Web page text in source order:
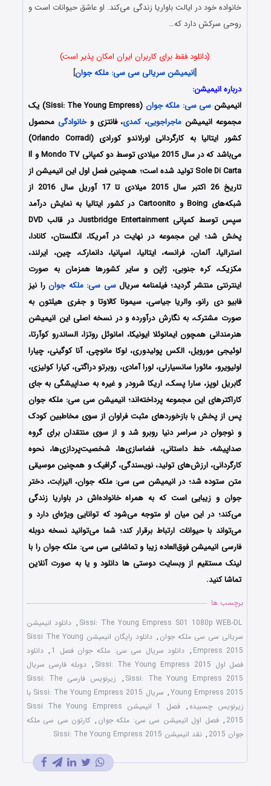
خانواده خود در ایالت باواریا زندگی می‌کند. او عاشق حیوانات است و
روحی سرکش دارد که…
(دانلود فقط برای کاربران ایران امکان پذیر است)
[انیمیشن سریالیسی سی: ملکه جوان]
درباره انیمیشن:
انیمیشن سی سی: ملکه جوان
(Sissi: The Young Empress) یک
مجموعه انیمیشن ماجراجویی،کمدی، فانتزی وخانوادگیمحصول
کشور ایتالیا به کارگردانی اورلاندو کورادی (Orlando Corradi)
می‌باشد که در سال 2015 میلادی توسط دو کمپانی Mondo TV و Il
Sole Di Carta تولید شده است؛ همچنین فصل اول این انیمیشن از
تاریخ 26 اکتبر سال 2015 میلادی تا 17 آوریل سال 2016 از
شبکه‌های Boing و Cartoonito در کشور ایتالیا به نمایش درآمد
سپس توسط کمپانی Justbridge Entertainment در قالب DVD
پخش شد؛ این مجموعه در نهایت در آمریکا، انگلستان، کانادا،
استرالیا، آلمان، فرانسه، ایتالیا، اسپانیا، دانمارک، چین، ایرلند،
مکزیک، کره جنوبی، ژاپن و سایر کشورها همزمان به صورت
اینترنتی منتشر گردید؛ فیلمنامه سریالسی سی: ملکه جوانرا نیز
فابیو دی رانو، والریا جیاسی، سیمونا کالاوتا و جفری هیلتون به
صورت مشترک، به نگارش درآورده‌ و در نسخه اصلی این انیمیشن
هنرمندانی همچون ایمانوئلا ایونیکا، امانوئل روتزا، الساندرو کوآرتا،
لوئیجی مورویل، الکس پولیدوری، لوکا مانوچی، آنا کوگینی، چیارا
اولیویرو، مائورا سانسیارلی، لورا آمادی، روبرتو دراگتی، کیارا کولیزی،
گابریل لوپز، سارا پسک، اریکا شرودر و غیره به صداپیشگی به جای
کاراکترهای این مجموعه پرداخته‌اند؛ انیمیشن سی سی: ملکه جوان
پس از پخش با بازخوردهای مثبت فراوان از سوی مخاطبین کودک
و نوجوان در سراسر دنیا روبرو شد و از سوی منتقدان برای گروه
صداپیشه، خط داستانی، فضاسازی‌ها، شخصیت‌پردازی‌ها، نحوه
کارگردانی، ارزش‌های تولید، نویسندگی، گرافیک و همچنین موسیقی
متن ستوده شد؛ در انیمیشن سی سی: ملکه جوان، الیزابت، دختر
جوان و زیبایی است که به همراه خانواده‌اش در باواریا زندگی
می‌کند؛ در این میان او متوجه می‌شود که توانایی ویژه‌ای دارد و
می‌تواند با حیوانات ارتباط برقرار کند؛ شما می‌توانید نسخه دوبله
فارسی انیمیشن فوق‌العاده زیبا و تماشایی سی سی: ملکه جوان را با
لینک مستقیم از وبسایت دوستی ها دانلود و یا به صورت آنلاین
تماشا کنید.
برچسب ها
Sissi: The Young Empress S01 1080p WEB-DL
, دانلود انیمیشن
سریالی سی سی ملکه جوان ,
دانلود رایگان انیمیشن Sissi The Young
Empress 2015
, دانلود سریال سی سی: ملکه جوان فصل 1 , دانلود
فصل اول Sissi: The Young Empress 2015
, دوبله فارسی سریال
Sissi: The Young Empress 2015
,
زیرنویس فارسی Sissi: The
Young Empress 2015
,
سریال Sissi: The Young Empress 2015 با
زیرنویس چسبیده ,
فصل 1 انیمیشن Sissi The Young Empress
2015
, فصل اول انیمیشن سی سی: ملکه جوان , کارتون سی سی ملکه
جوان 2015
, نقد انیمیشن Sissi: The Young Empress 2015